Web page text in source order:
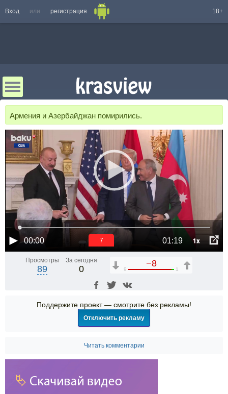
Вход или регистрация 18+
Армения и Азербайджан помирились.
00:00 01:19 1x
6
Просмотры
89
За сегодня
0
−8
9 1
Поддержите проект — смотрите без рекламы!
Отключить рекламу
Читать комментарии